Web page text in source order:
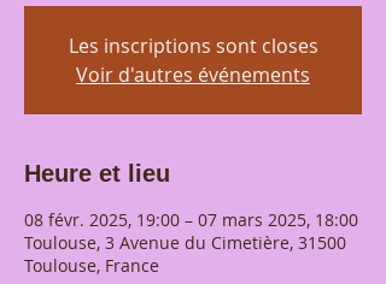
Les inscriptions sont closes
Voir d'autres événements
Heure et lieu
08 févr. 2025, 19:00 – 07 mars 2025, 18:00
Toulouse, 3 Avenue du Cimetière, 31500
Toulouse, France